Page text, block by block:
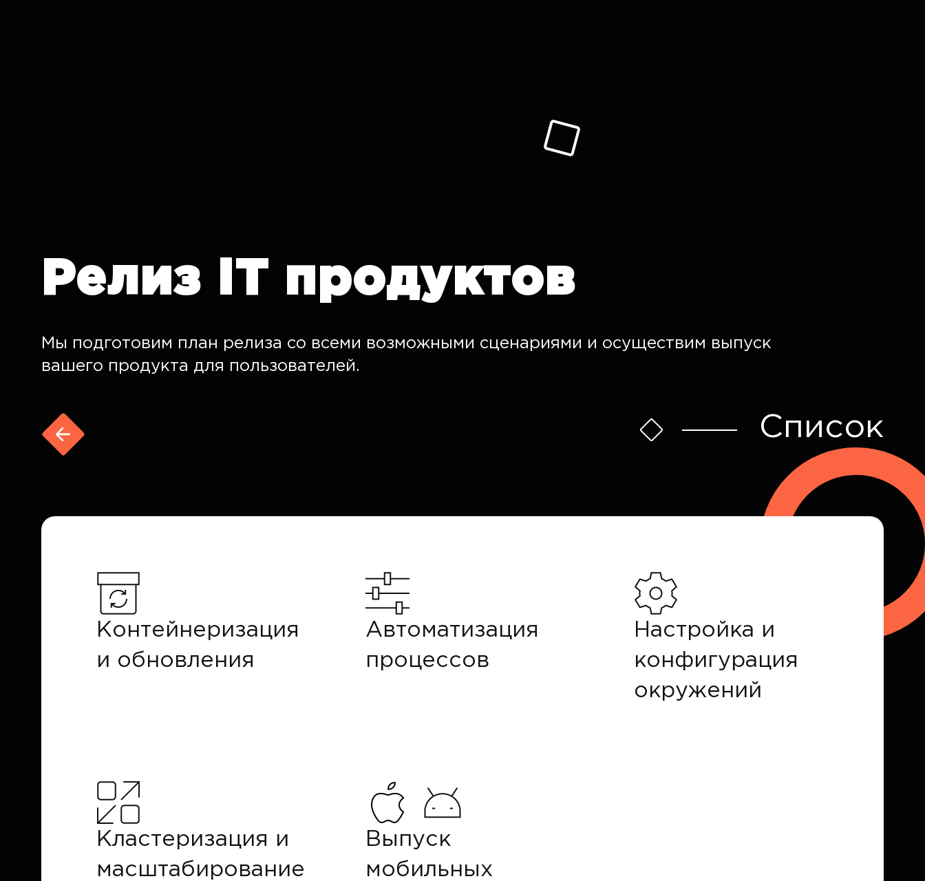
Релиз IT продуктов
Мы подготовим план релиза со всеми возможными сценариями и осуществим выпуск
вашего продукта для пользователей.
Список
Контейнеризация
и обновления
Автоматизация
процессов
Настройка и
конфигурация
окружений
Кластеризация и
масштабирование
Выпуск
мобильных